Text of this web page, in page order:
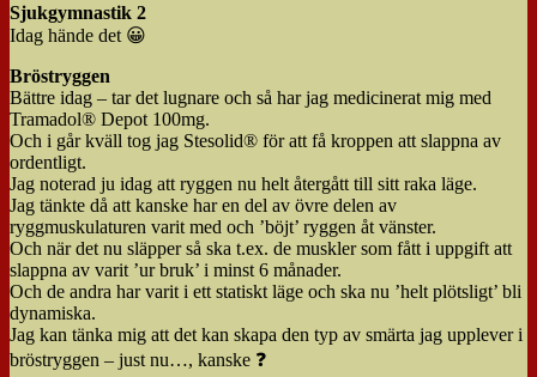
Sjukgymnastik 2
Idag hände det 😀
Bröstryggen
Bättre idag – tar det lugnare och så har jag medicinerat mig med
Tramadol® Depot 100mg.
Och i går kväll tog jag Stesolid® för att få kroppen att slappna av
ordentligt.
Jag noterad ju idag att ryggen nu helt återgått till sitt raka läge.
Jag tänkte då att kanske har en del av övre delen av
ryggmuskulaturen varit med och ’böjt’ ryggen åt vänster.
Och när det nu släpper så ska t.ex. de muskler som fått i uppgift att
slappna av varit ’ur bruk’ i minst 6 månader.
Och de andra har varit i ett statiskt läge och ska nu ’helt plötsligt’ bli
dynamiska.
Jag kan tänka mig att det kan skapa den typ av smärta jag upplever i
bröstryggen – just nu…, kanske ❓